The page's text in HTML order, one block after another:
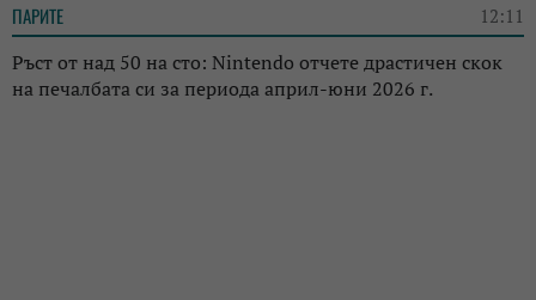
ПАРИТЕ 12:11
Ръст от над 50 на сто: Nintendo отчете драстичен скок
на печалбата си за периода април-юни 2026 г.